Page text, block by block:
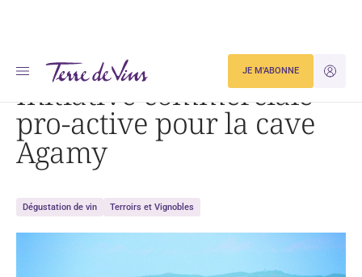
JE
JE M'ABONNE
Accueil Initiative commerciale pro-active pour la cave Agamy
Initiative commerciale
pro-active pour la cave
Agamy
Dégustation de vin Terroirs et Vignobles